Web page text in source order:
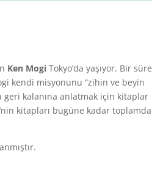
Ken Mogi Tokyo’da yaşıyor. Bir süre
kendi misyonunu “zihin ve beyin
geri kalanına anlatmak için kitaplar
kitapları bugüne kadar toplamda